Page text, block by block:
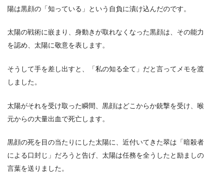
陽は黒顔の「知っている」という自負に漬け込んだのです。
太陽の戦術に嵌まり、身動きが取れなくなった黒顔は、その能力
を認め、太陽に敬意を表します。
そうして手を差し出すと、「私の知る全て」だと言ってメモを渡
しました。
太陽がそれを受け取った瞬間、黒顔はどこからか銃撃を受け、喉
元からの大量出血で死亡します。
黒顔の死を目の当たりにした太陽に、近付いてきた翠は「暗殺者
による口封じ」だろうと告げ、太陽は任務を全うしたと励ましの
言葉を送りました。